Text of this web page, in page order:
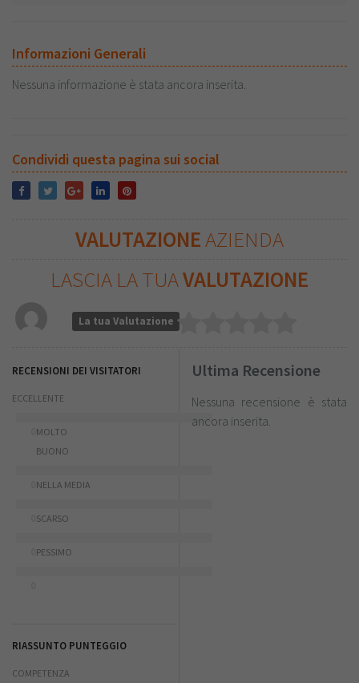
Informazioni Generali
Nessuna informazione è stata ancora inserita.
Condividi questa pagina sui social
VALUTAZIONEAZIENDA
LASCIA LA TUAVALUTAZIONE
La tua Valutazione
RECENSIONI DEI VISITATORI
ECCELLENTE
MOLTO
BUONO
NELLA MEDIA
SCARSO
PESSIMO
RIASSUNTO PUNTEGGIO
COMPETENZA
Ultima Recensione
Nessuna recensione è stata
ancora inserita.